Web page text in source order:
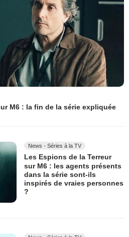
M6 : la fin de la série expliquée
News - Séries à la TV
Les Espions de la Terreur
sur M6 : les agents présents
dans la série sont-ils
inspirés de vraies personnes
?